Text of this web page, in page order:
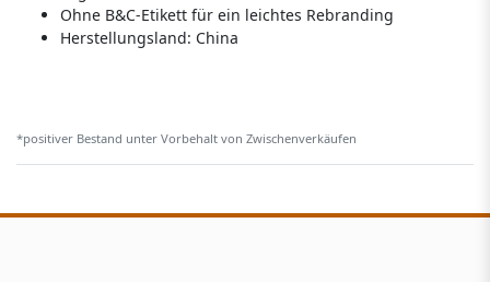
Ohne B&C-Etikett für ein leichtes Rebranding
Herstellungsland: China
*positiver Bestand unter Vorbehalt von Zwischenverkäufen